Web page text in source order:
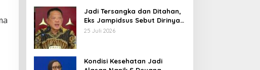
Jadi Tersangka dan Ditahan,
Eks Jampidsus Sebut Dirinya
Korban Kriminalisasi
25 Juli 2026
Kondisi Kesehatan Jadi